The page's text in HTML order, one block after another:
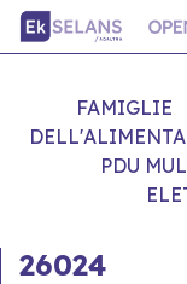
FAMIGLIE
PDU
26024